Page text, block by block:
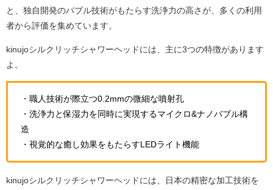
と、独自開発のバブル技術がもたらす洗浄力の高さが、多くの利用
者から評価を集めています。
kinujoシルクリッチシャワーヘッドには、主に3つの特徴があります
よ。
・職人技術が際立つ0.2mmの微細な噴射孔
・洗浄力と保湿力を同時に実現するマイクロ&ナノバブル構
造
・視覚的な癒し効果をもたらすLEDライト機能
kinujoシルクリッチシャワーヘッドには、日本の精密な加工技術を